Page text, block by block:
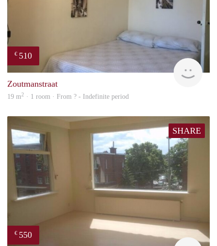
€ 510
Zoutmanstraat
19 m2 · 1 room · From ? - Indefinite period
SHARE
€ 550
John